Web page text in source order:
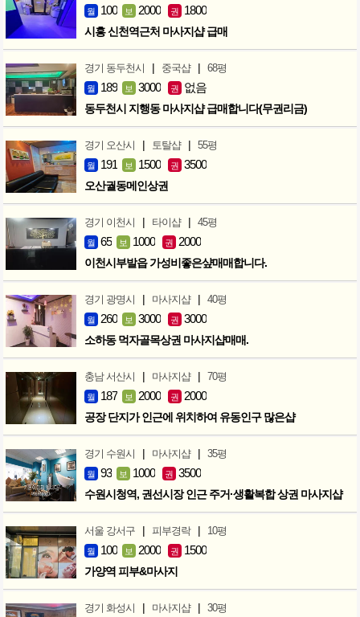
월 100 보 2000 권 1800
시흥 신천역근처 마사지샵 급매
경기 동두천시 | 중국샵 | 68평
월 189 보 3000 권 없음
동두천시 지행동 마사지샵 급매합니다(무권리금)
경기 오산시 | 토탈샵 | 55평
월 191 보 1500 권 3500
오산궐동메인상권
경기 이천시 | 타이샵 | 45평
월 65 보 1000 권 2000
이천시부발읍 가성비좋은샾매매합니다.
경기 광명시 | 마사지샵 | 40평
월 260 보 3000 권 3000
소하동 먹자골목상권 마사지샵매매.
충남 서산시 | 마사지샵 | 70평
월 187 보 2000 권 2000
공장 단지가 인근에 위치하여 유동인구 많은샵
경기 수원시 | 마사지샵 | 35평
월 93 보 1000 권 3500
수원시청역, 권선시장 인근 주거·생활복합 상권 마사지샵
서울 강서구 | 피부경락 | 10평
월 100 보 2000 권 1500
가양역 피부&마사지
경기 화성시 | 마사지샵 | 30평